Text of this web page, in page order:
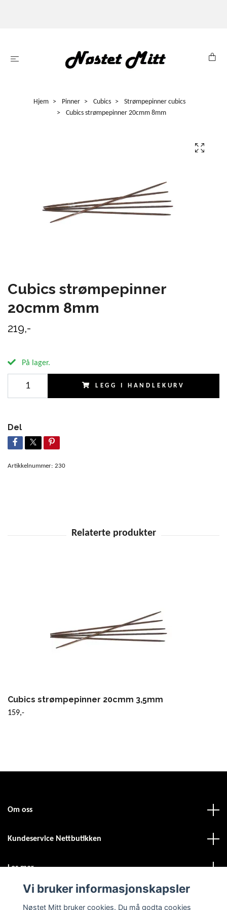
Hjem Pinner Cubics
Strømpepinner cubics
Cubics strømpepinner 20cmm 8mm
Cubics strømpepinner
20cmm 8mm
219,-
På lager.
LEGG I HANDLEKURV
Del
Artikkelnummer: 230
Cubics strømpepinner 20cmm 3,5mm
159,-
Om oss
Kundeservice Nettbutikken
Les mer
Vi bruker informasjonskapsler
Nøstet Mitt bruker cookies. Du må godta cookies